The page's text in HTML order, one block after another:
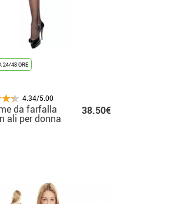
24/48 ORE
4.34/5.00
da farfalla
ali per donna
38.50€